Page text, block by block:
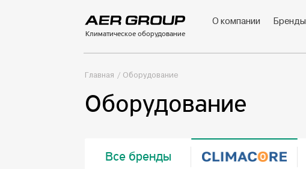
Климатическое оборудование
О компании Бренды
Главная Оборудование
Оборудование
Все бренды